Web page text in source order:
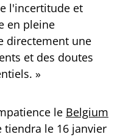
l'incertitude et
en pleine
directement une
et des doutes
»
le Belgium
tiendra le 16 janvier